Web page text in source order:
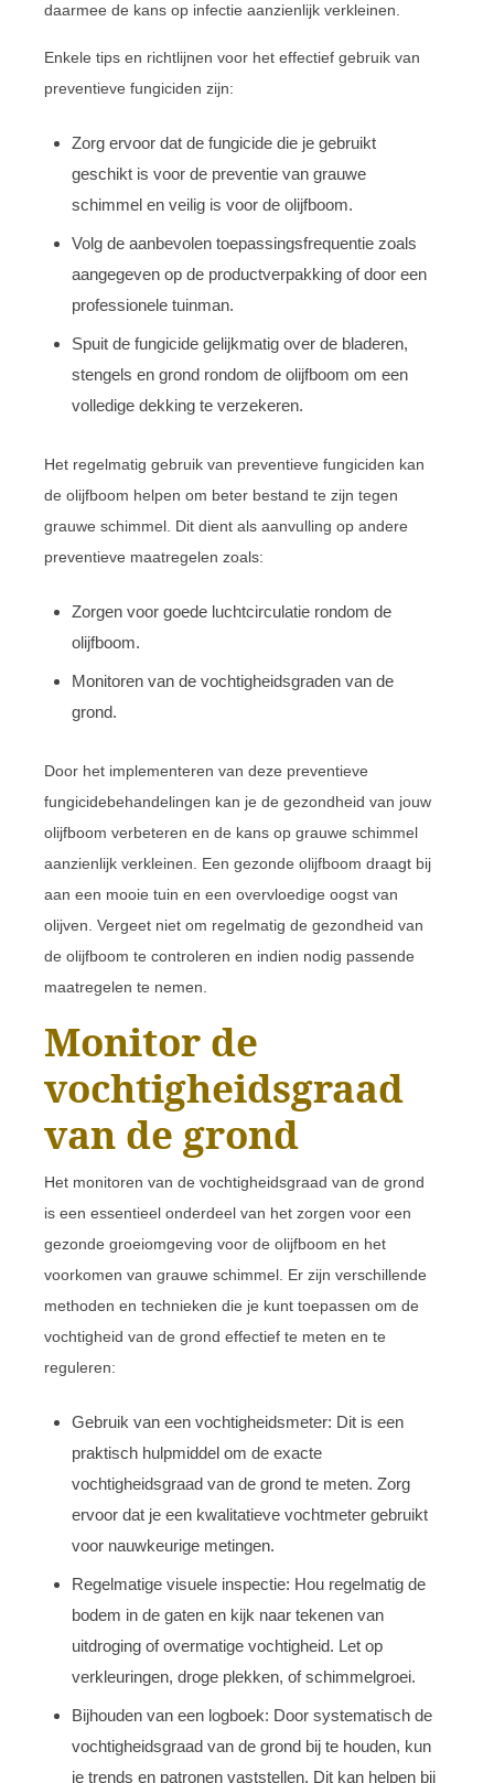
daarmee de kans op infectie aanzienlijk verkleinen.
Enkele tips en richtlijnen voor het effectief gebruik van
preventieve fungiciden zijn:
Zorg ervoor dat de fungicide die je gebruikt
geschikt is voor de preventie van grauwe
schimmel en veilig is voor de olijfboom.
Volg de aanbevolen toepassingsfrequentie zoals
aangegeven op de productverpakking of door een
professionele tuinman.
Spuit de fungicide gelijkmatig over de bladeren,
stengels en grond rondom de olijfboom om een
volledige dekking te verzekeren.
Het regelmatig gebruik van preventieve fungiciden kan
de olijfboom helpen om beter bestand te zijn tegen
grauwe schimmel. Dit dient als aanvulling op andere
preventieve maatregelen zoals:
Zorgen voor goede luchtcirculatie rondom de
olijfboom.
Monitoren van de vochtigheidsgraden van de
grond.
Door het implementeren van deze preventieve
fungicidebehandelingen kan je de gezondheid van jouw
olijfboom verbeteren en de kans op grauwe schimmel
aanzienlijk verkleinen. Een gezonde olijfboom draagt bij
aan een mooie tuin en een overvloedige oogst van
olijven. Vergeet niet om regelmatig de gezondheid van
de olijfboom te controleren en indien nodig passende
maatregelen te nemen.
Monitor de
vochtigheidsgraad
van de grond
Het monitoren van de vochtigheidsgraad van de grond
is een essentieel onderdeel van het zorgen voor een
gezonde groeiomgeving voor de olijfboom en het
voorkomen van grauwe schimmel. Er zijn verschillende
methoden en technieken die je kunt toepassen om de
vochtigheid van de grond effectief te meten en te
reguleren:
Gebruik van een vochtigheidsmeter: Dit is een
praktisch hulpmiddel om de exacte
vochtigheidsgraad van de grond te meten. Zorg
ervoor dat je een kwalitatieve vochtmeter gebruikt
voor nauwkeurige metingen.
Regelmatige visuele inspectie: Hou regelmatig de
bodem in de gaten en kijk naar tekenen van
uitdroging of overmatige vochtigheid. Let op
verkleuringen, droge plekken, of schimmelgroei.
Bijhouden van een logboek: Door systematisch de
vochtigheidsgraad van de grond bij te houden, kun
je trends en patronen vaststellen. Dit kan helpen bij